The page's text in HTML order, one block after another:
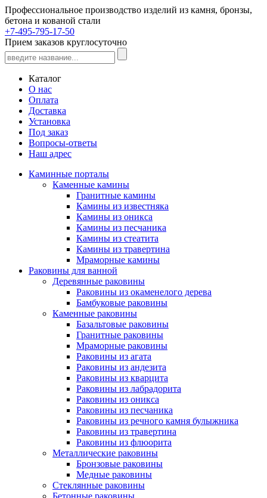
Профессиональное производство изделий из камня, бронзы,
бетона и кованой стали
+7-495-795-17-50
Прием заказов круглосуточно
Каталог
О нас
Оплата
Доставка
Установка
Под заказ
Вопросы-ответы
Наш адрес
Каминные порталы
Каменные камины
Гранитные камины
Камины из известняка
Камины из оникса
Камины из песчаника
Камины из стеатита
Камины из травертина
Мраморные камины
Раковины для ванной
Деревянные раковины
Раковины из окаменелого дерева
Бамбуковые раковины
Каменные раковины
Базальтовые раковины
Гранитные раковины
Мраморные раковины
Раковины из агата
Раковины из андезита
Раковины из кварцита
Раковины из лабрадорита
Раковины из оникса
Раковины из песчаника
Раковины из речного камня булыжника
Раковины из травертина
Раковины из флюорита
Металлические раковины
Бронзовые раковины
Медные раковины
Стеклянные раковины
Бетонные раковины